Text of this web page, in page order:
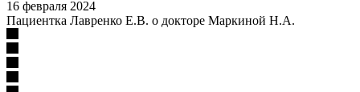
16 февраля 2024
Пациентка Лавренко Е.В. о докторе Маркиной Н.А.